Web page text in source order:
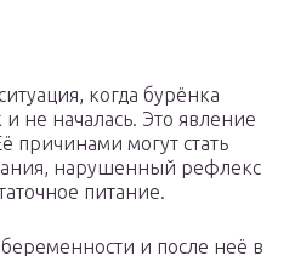
когда бурёнка
и не началась. Это явление
причинами могут стать
нарушенный рефлекс
питание.
и после неё в